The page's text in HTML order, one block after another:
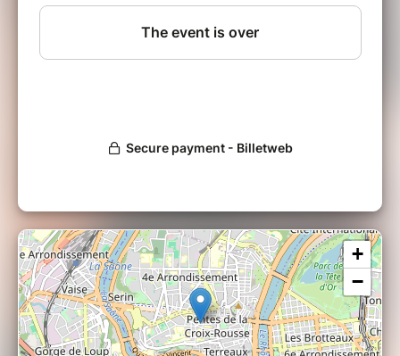
sociaux ?
11 Rue du Bon-Pasteur 69001 LYON
+
−